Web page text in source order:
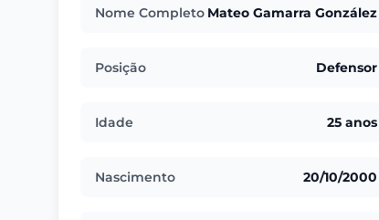
Nome Completo Mateo Gamarra González
Posição Defensor
Idade 25 anos
Nascimento 20/10/2000